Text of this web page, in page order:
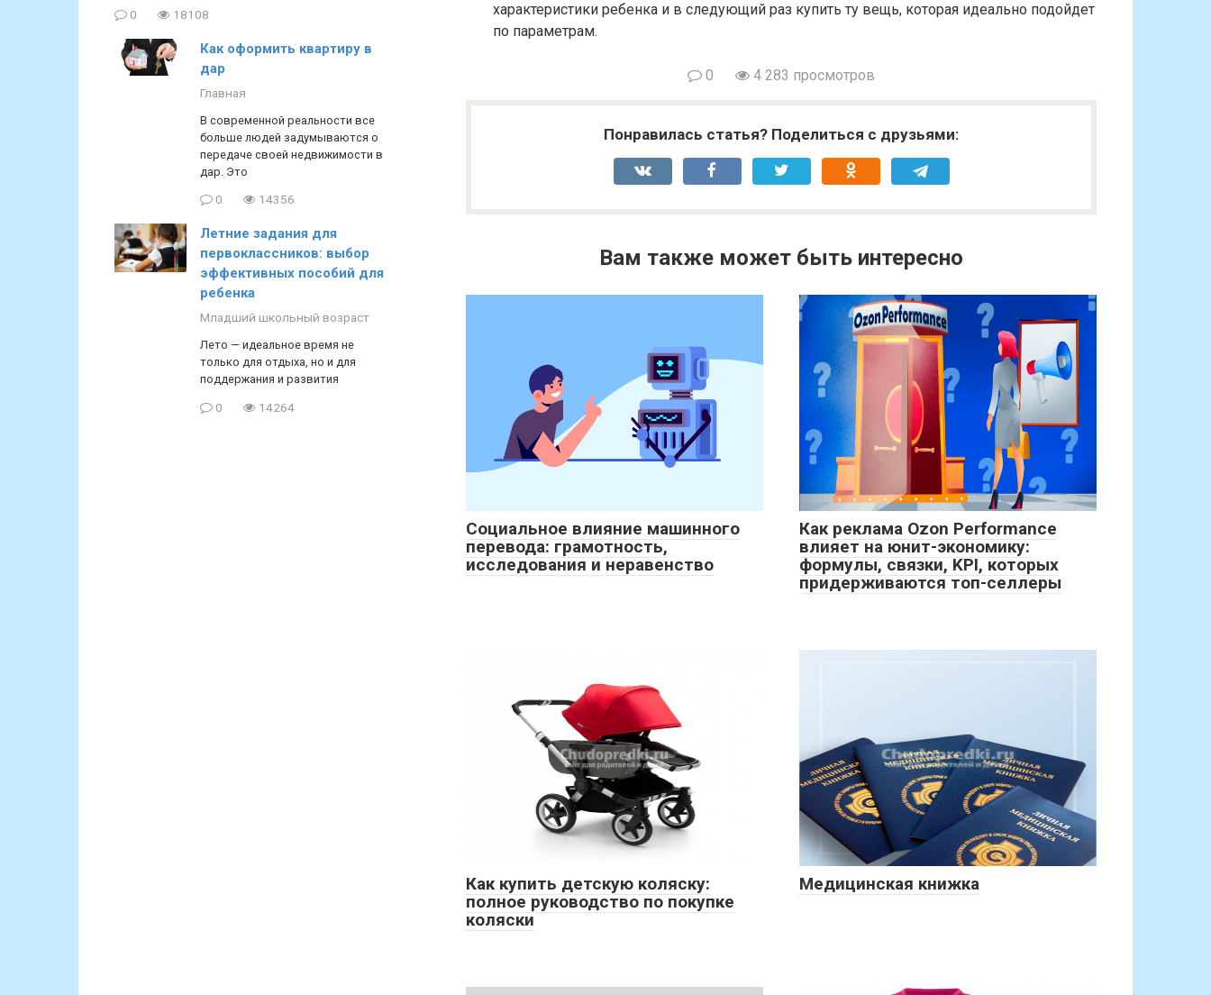
характеристики ребенка и в следующий раз купить ту вещь, которая идеально подойдет
по параметрам.
0 4 283 просмотров
Понравилась статья? Поделиться с друзьями:
Вам также может быть интересно
Социальное влияние машинного
перевода: грамотность,
исследования и неравенство
Как реклама Ozon Performance
влияет на юнит-экономику:
формулы, связки, KPI, которых
придерживаются топ-селлеры
Как купить детскую коляску:
полное руководство по покупке
коляски
Медицинская книжка
0 18108
Как оформить квартиру в
дар
Главная
В современной реальности все
больше людей задумываются о
передаче своей недвижимости в
дар. Это
0 14356
Летние задания для
первоклассников: выбор
эффективных пособий для
ребенка
Младший школьный возраст
Лето — идеальное время не
только для отдыха, но и для
поддержания и развития
0 14264